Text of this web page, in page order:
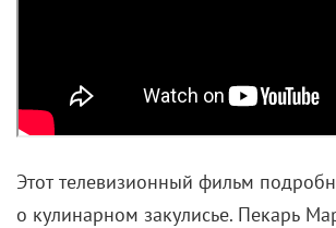
Этот телевизионный фильм
о кулинарном закулисье. Пекарь